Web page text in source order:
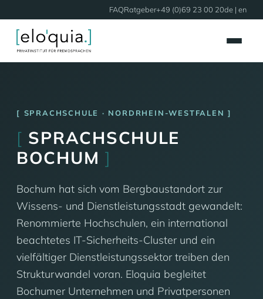
FAQRatgeber+49 (0)69 23 00 20de | en
SPRACHSCHULE · NORDRHEIN-WESTFALEN
[ SPRACHSCHULE
BOCHUM]
Bochum hat sich vom Bergbaustandort zur
Wissens- und Dienstleistungsstadt gewandelt:
Renommierte Hochschulen, ein international
beachtetes IT-Sicherheits-Cluster und ein
vielfältiger Dienstleistungssektor treiben den
Strukturwandel voran. Eloquia begleitet
Bochumer Unternehmen und Privatpersonen